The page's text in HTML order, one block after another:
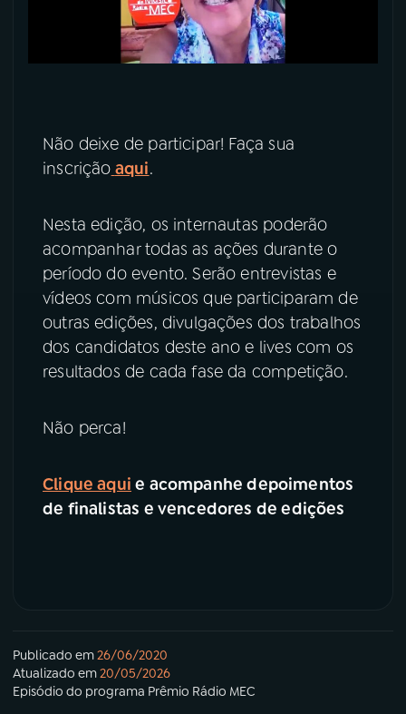
Não deixe de participar! Faça sua
inscrição aqui.
Nesta edição, os internautas poderão
acompanhar todas as ações durante o
período do evento. Serão entrevistas e
vídeos com músicos que participaram de
outras edições, divulgações dos trabalhos
dos candidatos deste ano e lives com os
resultados de cada fase da competição.
Não perca!
Clique aqui e acompanhe depoimentos
de finalistas e vencedores de edições
Publicado em26/06/2020
Atualizado em20/05/2026
Episódio do programa Prêmio Rádio MEC